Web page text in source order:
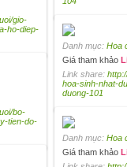
gio-
ho-diep-
Danh mục: Hoa
Giá tham khảo
Link share:
hoa-sinh-nhat-
duong-101
bo-
tien-do-
Danh mục: Hoa
Giá tham khảo